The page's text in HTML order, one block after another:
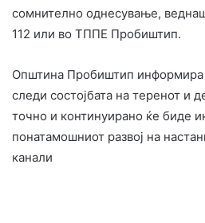
сомнително однесување,
112 или во ТППЕ Пробиштип.
Општина Пробиштип информира
следи состојбата на теренот и
точно и континуирано ќе биде
понатамошниот развој на
канали